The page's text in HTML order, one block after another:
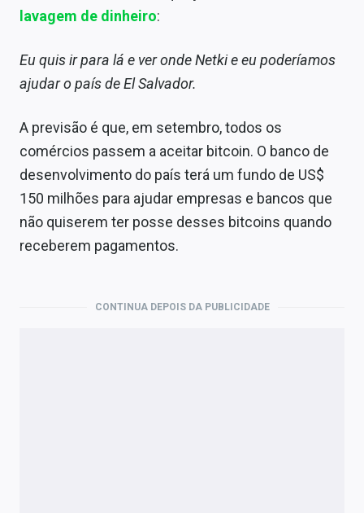
lavagem de dinheiro:
Eu quis ir para lá e ver onde Netki e eu poderíamos
ajudar o país de El Salvador.
A previsão é que, em setembro, todos os
comércios passem a aceitar bitcoin. O banco de
desenvolvimento do país terá um fundo de US$
150 milhões para ajudar empresas e bancos que
não quiserem ter posse desses bitcoins quando
receberem pagamentos.
CONTINUA DEPOIS DA PUBLICIDADE